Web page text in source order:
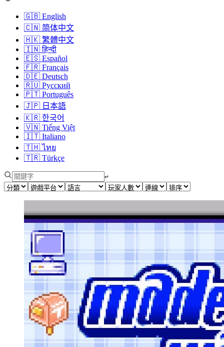
🇬🇧 English
🇨🇳 简体中文
🇭🇰 繁體中文
🇮🇳 हिन्दी
🇪🇸 Español
🇫🇷 Français
🇩🇪 Deutsch
🇷🇺 Русский
🇵🇹 Português
🇯🇵 日本語
🇰🇷 한국어
🇻🇳 Tiếng Việt
🇮🇹 Italiano
🇹🇭 ไทย
🇹🇷 Türkçe
↩︎